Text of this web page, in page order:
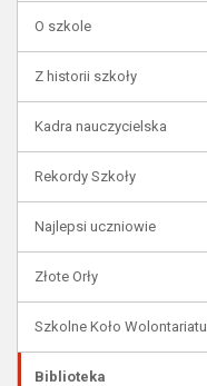
O szkole
Z historii szkoły
Kadra nauczycielska
Rekordy Szkoły
Najlepsi uczniowie
Złote Orły
Szkolne Koło Wolontariatu
Biblioteka